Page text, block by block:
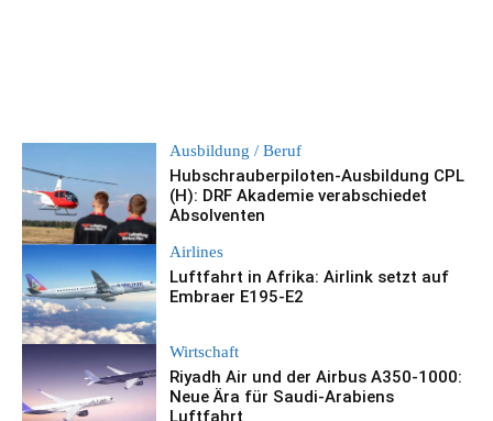
Ausbildung / Beruf
Hubschrauberpiloten-Ausbildung CPL
(H): DRF Akademie verabschiedet
Absolventen
Airlines
Luftfahrt in Afrika: Airlink setzt auf
Embraer E195-E2
Wirtschaft
Riyadh Air und der Airbus A350-1000:
Neue Ära für Saudi-Arabiens
Luftfahrt